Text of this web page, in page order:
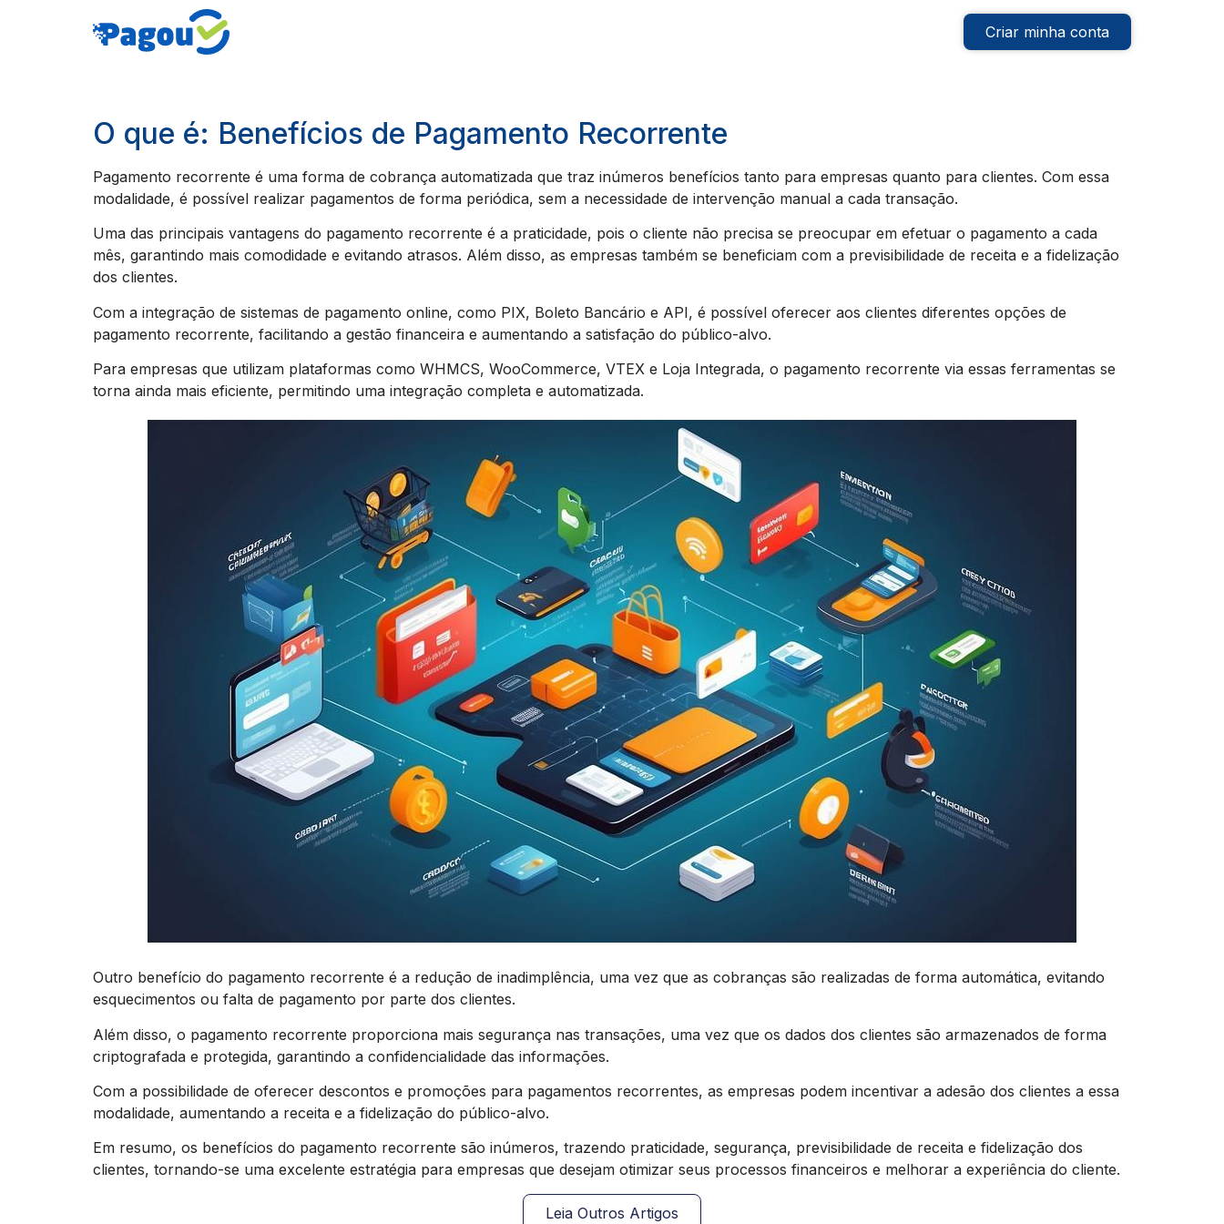
Criar minha conta
O que é: Benefícios de Pagamento Recorrente
Pagamento recorrente é uma forma de cobrança automatizada que traz inúmeros benefícios tanto para empresas quanto para clientes. Com essa
modalidade, é possível realizar pagamentos de forma periódica, sem a necessidade de intervenção manual a cada transação.
Uma das principais vantagens do pagamento recorrente é a praticidade, pois o cliente não precisa se preocupar em efetuar o pagamento a cada
mês, garantindo mais comodidade e evitando atrasos. Além disso, as empresas também se beneficiam com a previsibilidade de receita e a fidelização
dos clientes.
Com a integração de sistemas de pagamento online, como PIX, Boleto Bancário e API, é possível oferecer aos clientes diferentes opções de
pagamento recorrente, facilitando a gestão financeira e aumentando a satisfação do público-alvo.
Para empresas que utilizam plataformas como WHMCS, WooCommerce, VTEX e Loja Integrada, o pagamento recorrente via essas ferramentas se
torna ainda mais eficiente, permitindo uma integração completa e automatizada.
Outro benefício do pagamento recorrente é a redução de inadimplência, uma vez que as cobranças são realizadas de forma automática, evitando
esquecimentos ou falta de pagamento por parte dos clientes.
Além disso, o pagamento recorrente proporciona mais segurança nas transações, uma vez que os dados dos clientes são armazenados de forma
criptografada e protegida, garantindo a confidencialidade das informações.
Com a possibilidade de oferecer descontos e promoções para pagamentos recorrentes, as empresas podem incentivar a adesão dos clientes a essa
modalidade, aumentando a receita e a fidelização do público-alvo.
Em resumo, os benefícios do pagamento recorrente são inúmeros, trazendo praticidade, segurança, previsibilidade de receita e fidelização dos
clientes, tornando-se uma excelente estratégia para empresas que desejam otimizar seus processos financeiros e melhorar a experiência do cliente.
Leia Outros Artigos